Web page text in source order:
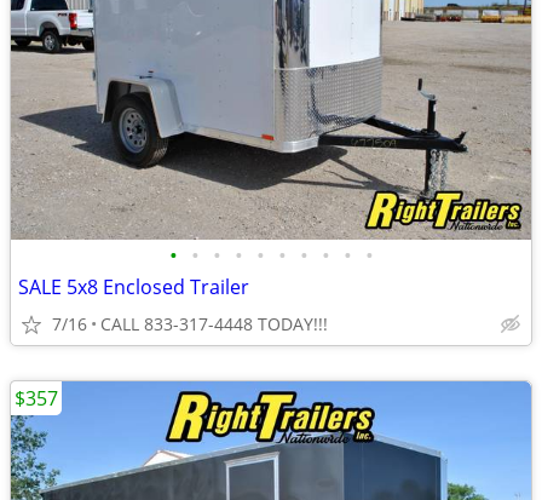
• • • • • • • • • •
SALE 5x8 Enclosed Trailer
7/16 CALL 833-317-4448 TODAY!!!
$357